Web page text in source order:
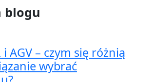
blogu
AGV – czym się różnią
wybrać